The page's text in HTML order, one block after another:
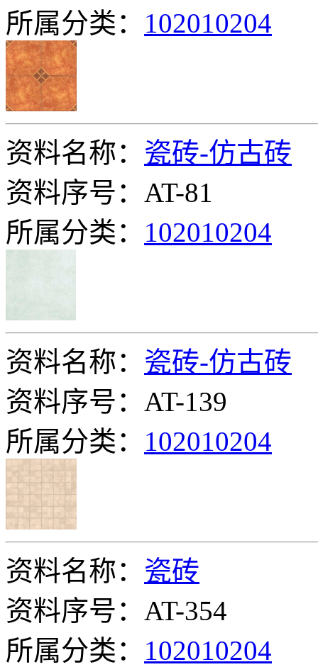
所属分类： 102010204
资料名称： 瓷砖-仿古砖
资料序号：AT-81
所属分类： 102010204
资料名称： 瓷砖-仿古砖
资料序号：AT-139
所属分类： 102010204
资料名称： 瓷砖
资料序号：AT-354
所属分类： 102010204